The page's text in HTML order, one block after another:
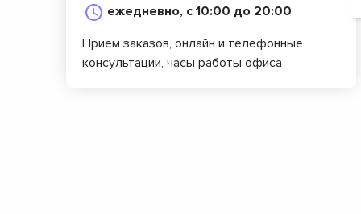
ежедневно, с 10:00 до 20:00
Приём заказов, онлайн и телефонные
консультации, часы работы офиса